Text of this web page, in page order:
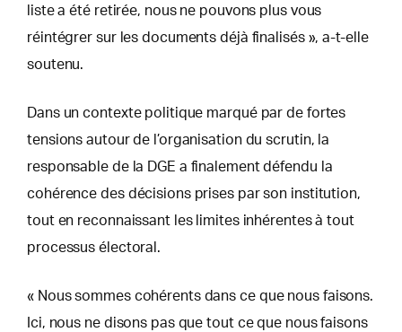
liste a été retirée, nous ne pouvons plus vous
réintégrer sur les documents déjà finalisés », a-t-elle
soutenu.
Dans un contexte politique marqué par de fortes
tensions autour de l’organisation du scrutin, la
responsable de la DGE a finalement défendu la
cohérence des décisions prises par son institution,
tout en reconnaissant les limites inhérentes à tout
processus électoral.
« Nous sommes cohérents dans ce que nous faisons.
Ici, nous ne disons pas que tout ce que nous faisons